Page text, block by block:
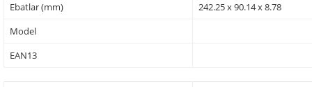
Ebatlar (mm)
242.25 x 90.14 x 8.78
Model
EAN13